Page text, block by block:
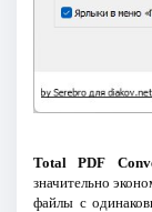
Total PDF
значительно
файлы с